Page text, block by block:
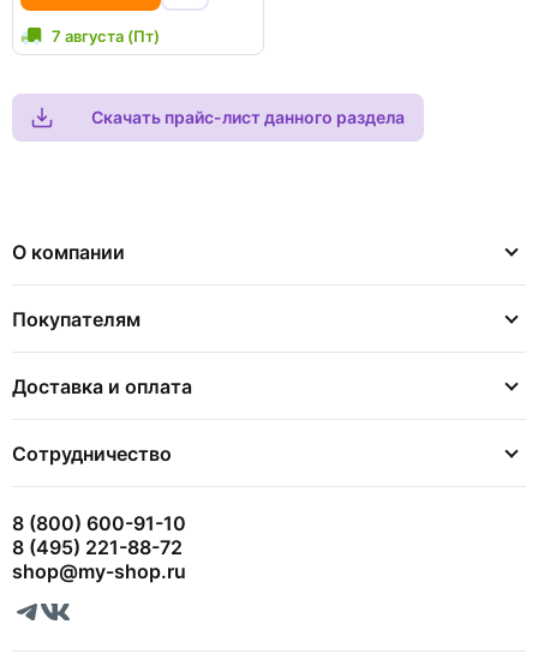
7 августа (Пт)
Скачать прайс-лист данного раздела
О компании
Покупателям
Доставка и оплата
Сотрудничество
8 (800) 600-91-10
8 (495) 221-88-72
shop@my-shop.ru